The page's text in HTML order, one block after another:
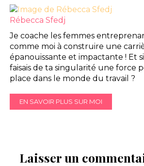
Rébecca Sfedj
Je coache les femmes
comme moi à construire une
épanouissante et impactante ! Et
faisais de ta singularité une force
place dans le monde du travail ?
EN SAVOIR PLUS SUR MOI
Laisser un